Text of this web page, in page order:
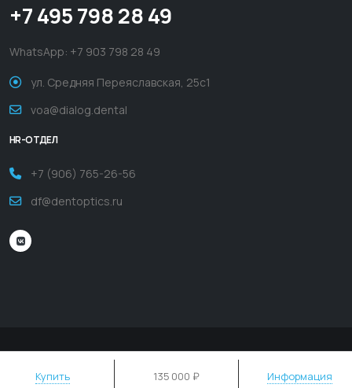
Купить 135 000 ₽ Информация
+7 495 798 28 49
WhatsApp: +7 903 798 28 49
ул. Средняя Переяславская, 25с1
voa@dialog.dental
HR-ОТДЕЛ
+7 (906) 765-26-56
df@dentoptics.ru
ООО "ДИАЛОГ ДЕНТ МСК" ИНН 7721459795 ОГРН 1167746188444